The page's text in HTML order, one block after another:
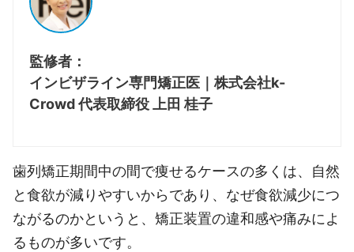
監修者：
インビザライン専門矯正医｜株式会社k-
Crowd 代表取締役 上田 桂子
歯列矯正期間中の間で痩せるケースの多くは、自然
と食欲が減りやすいからであり、なぜ食欲減少につ
ながるのかというと、矯正装置の違和感や痛みによ
るものが多いです。